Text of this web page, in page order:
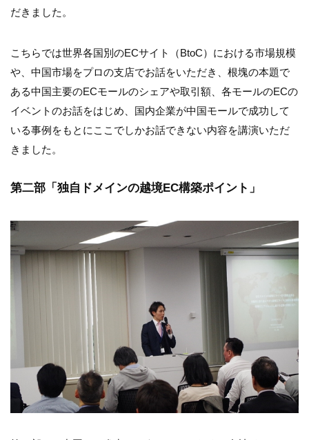
だきました。
こちらでは世界各国別のECサイト（BtoC）における市場規模
や、中国市場をプロの支店でお話をいただき、根塊の本題で
ある中国主要のECモールのシェアや取引額、各モールのECの
イベントのお話をはじめ、国内企業が中国モールで成功して
いる事例をもとにここでしかお話できない内容を講演いただ
きました。
第二部「独自ドメインの越境EC構築ポイント」